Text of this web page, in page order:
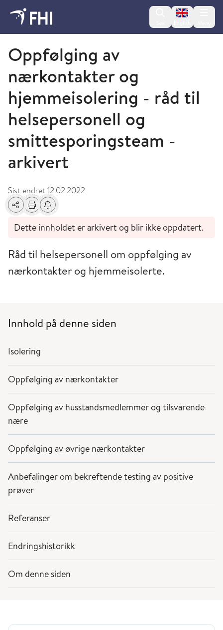
Change
Koronavirusveilederen - arkiverte artikler
Oppfølging av
nærkontakter og
hjemmeisolering - råd til
helsepersonell og
smittesporingsteam -
arkivert
Sist endret12.02.2022
Del Skriv utFå varsel om endringer
Dette innholdet er arkivert og blir ikke oppdatert.
Råd til helsepersonell om oppfølging av
nærkontakter og hjemmeisolerte.
Innhold på denne siden
Isolering
Oppfølging av nærkontakter
Oppfølging av husstandsmedlemmer og tilsvarende
nære
Oppfølging av øvrige nærkontakter
Anbefalinger om bekreftende testing av positive
prøver
Referanser
Endringshistorikk
Om denne siden